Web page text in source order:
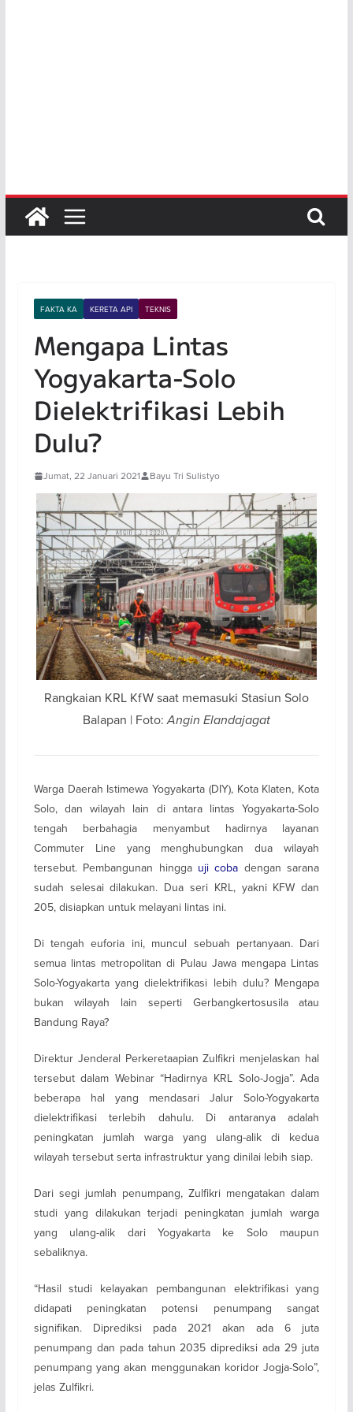
FAKTA KA KERETA API TEKNIS
Mengapa Lintas
Yogyakarta-Solo
Dielektrifikasi Lebih
Dulu?
Jumat, 22 Januari 2021 Bayu Tri Sulistyo
Rangkaian KRL KfW saat memasuki Stasiun Solo
Balapan | Foto:Angin Elandajagat
Warga Daerah Istimewa Yogyakarta (DIY), Kota Klaten, Kota
Solo, dan wilayah lain di antara lintas Yogyakarta-Solo
tengah berbahagia menyambut hadirnya layanan
Commuter Line yang menghubungkan dua wilayah
tersebut. Pembangunan hingga uji coba dengan sarana
sudah selesai dilakukan. Dua seri KRL, yakni KFW dan
205, disiapkan untuk melayani lintas ini.
Di tengah euforia ini, muncul sebuah pertanyaan. Dari
semua lintas metropolitan di Pulau Jawa mengapa Lintas
Solo-Yogyakarta yang dielektrifikasi lebih dulu? Mengapa
bukan wilayah lain seperti Gerbangkertosusila atau
Bandung Raya?
Direktur Jenderal Perkeretaapian Zulfikri menjelaskan hal
tersebut dalam Webinar “Hadirnya KRL Solo-Jogja”. Ada
beberapa hal yang mendasari Jalur Solo-Yogyakarta
dielektrifikasi terlebih dahulu. Di antaranya adalah
peningkatan jumlah warga yang ulang-alik di kedua
wilayah tersebut serta infrastruktur yang dinilai lebih siap.
Dari segi jumlah penumpang, Zulfikri mengatakan dalam
studi yang dilakukan terjadi peningkatan jumlah warga
yang ulang-alik dari Yogyakarta ke Solo maupun
sebaliknya.
“Hasil studi kelayakan pembangunan elektrifikasi yang
didapati peningkatan potensi penumpang sangat
signifikan. Diprediksi pada 2021 akan ada 6 juta
penumpang dan pada tahun 2035 diprediksi ada 29 juta
penumpang yang akan menggunakan koridor Jogja-Solo”,
jelas Zulfikri.